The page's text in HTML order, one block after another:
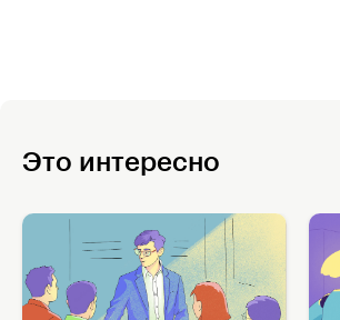
Это интересно